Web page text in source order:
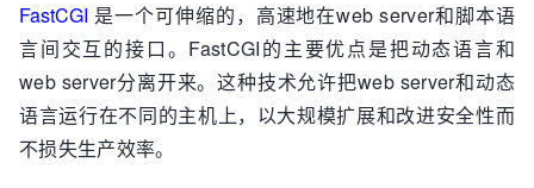
FastCGI 是一个可伸缩的，高速地在web server和脚本语
言间交互的接口。FastCGI的主要优点是把动态语言和
web server分离开来。这种技术允许把web server和动态
语言运行在不同的主机上，以大规模扩展和改进安全性而
不损失生产效率。